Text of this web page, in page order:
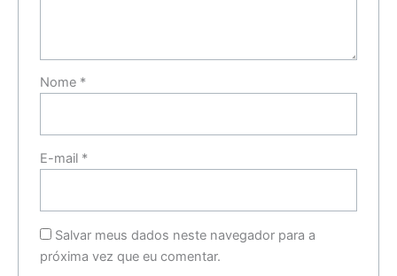
Nome *
E-mail *
Salvar meus dados neste navegador para a
próxima vez que eu comentar.